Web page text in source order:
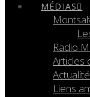
MÉDIAS
Radio
Articles
Actualité
Liens